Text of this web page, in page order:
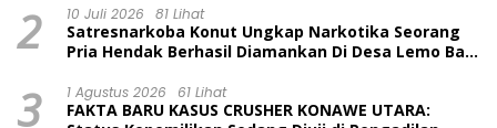
2 10 Juli 2026 81 Lihat
Satresnarkoba Konut Ungkap Narkotika Seorang
Pria Hendak Berhasil Diamankan Di Desa Lemo Bajo
3 1 Agustus 2026 61 Lihat
FAKTA BARU KASUS CRUSHER KONAWE UTARA: